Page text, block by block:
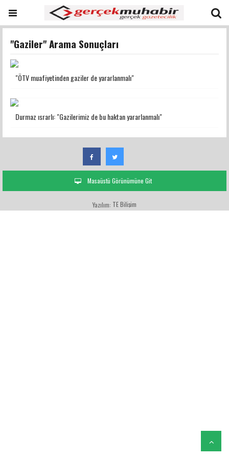
"Gaziler" Arama Sonuçları
"ÖTV muafiyetinden gaziler de yararlanmalı"
Durmaz ısrarlı: "Gazilerimiz de bu haktan yararlanmalı"
Masaüstü Görünümüne Git
Yazılım: TE Bilişim